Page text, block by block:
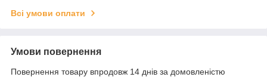
Всі умови оплати
Умови повернення
Повернення товару впродовж 14 днів за домовленістю